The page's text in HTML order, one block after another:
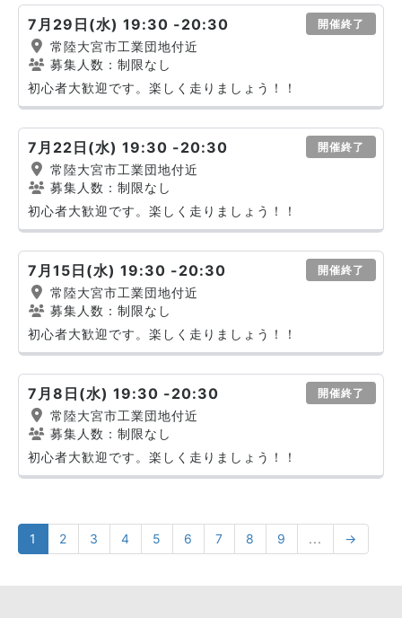
7月29日(水) 19:30 -20:30 開催終了
常陸大宮市工業団地付近
募集人数：制限なし
初心者大歓迎です。楽しく走りましょう！！
7月22日(水) 19:30 -20:30 開催終了
常陸大宮市工業団地付近
募集人数：制限なし
初心者大歓迎です。楽しく走りましょう！！
7月15日(水) 19:30 -20:30 開催終了
常陸大宮市工業団地付近
募集人数：制限なし
初心者大歓迎です。楽しく走りましょう！！
7月8日(水) 19:30 -20:30 開催終了
常陸大宮市工業団地付近
募集人数：制限なし
初心者大歓迎です。楽しく走りましょう！！
1 2 3 4 5 6 7 8 9 ... →